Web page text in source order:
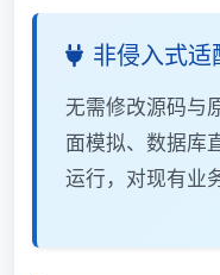
非侵入式适
无需修改源码与
面模拟、数据库
运行，对现有业